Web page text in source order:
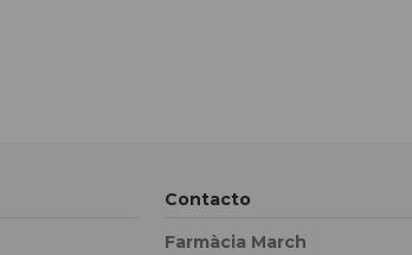
Contacto
Farmàcia March